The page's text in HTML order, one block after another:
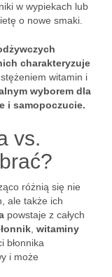
w wypiekach lub
o nowe smaki.
charakteryzuje
witamin i
wyborem dla
i samopoczucie.
vs.
różnią się nie
ale także ich
powstaje z całych
witaminy
błonnika
i może